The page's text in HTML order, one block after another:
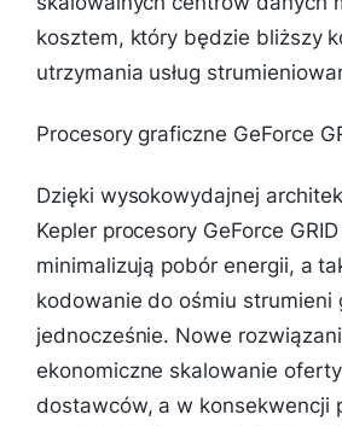
kosztem, który będzie bliższy
utrzymania usług
Procesory graficzne GeForce
Dzięki wysokowydajnej
Kepler procesory GeForce
minimalizują pobór energii, a
kodowanie do ośmiu strumieni
jednocześnie. Nowe
ekonomiczne skalowanie oferty
dostawców, a w konsekwencji